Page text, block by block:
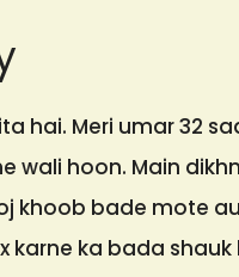
hai. Meri umar 32
wali hoon. Main
khoob bade mote
karne ka bada